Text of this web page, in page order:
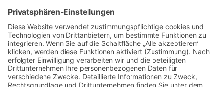
ALFA-Treppen e.K.
Weinstraße Nord 22
D-67281 Kirchheim/Weinstr.